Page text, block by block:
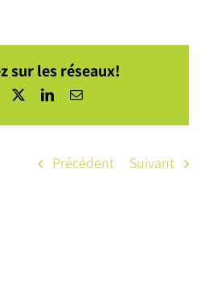
sur les réseaux!
Facebook LinkedInCourriel
Précédent Suivant